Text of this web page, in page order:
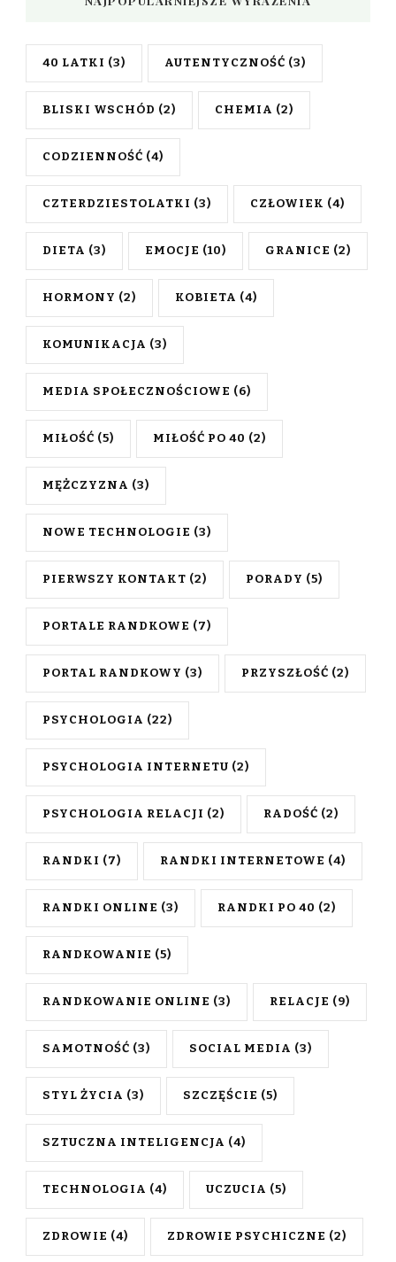
40 LATKI (3) AUTENTYCZNOŚĆ (3)
BLISKI WSCHÓD (2) CHEMIA (2)
CODZIENNOŚĆ (4)
CZTERDZIESTOLATKI (3) CZŁOWIEK (4)
DIETA (3) EMOCJE (10) GRANICE (2)
HORMONY (2) KOBIETA (4)
KOMUNIKACJA (3)
MEDIA SPOŁECZNOŚCIOWE (6)
MIŁOŚĆ (5) MIŁOŚĆ PO 40 (2)
MĘŻCZYZNA (3)
NOWE TECHNOLOGIE (3)
PIERWSZY KONTAKT (2) PORADY (5)
PORTALE RANDKOWE (7)
PORTAL RANDKOWY (3) PRZYSZŁOŚĆ (2)
PSYCHOLOGIA (22)
PSYCHOLOGIA INTERNETU (2)
PSYCHOLOGIA RELACJI (2) RADOŚĆ (2)
RANDKI (7) RANDKI INTERNETOWE (4)
RANDKI ONLINE (3) RANDKI PO 40 (2)
RANDKOWANIE (5)
RANDKOWANIE ONLINE (3) RELACJE (9)
SAMOTNOŚĆ (3) SOCIAL MEDIA (3)
STYL ŻYCIA (3) SZCZĘŚCIE (5)
SZTUCZNA INTELIGENCJA (4)
TECHNOLOGIA (4) UCZUCIA (5)
ZDROWIE (4) ZDROWIE PSYCHICZNE (2)